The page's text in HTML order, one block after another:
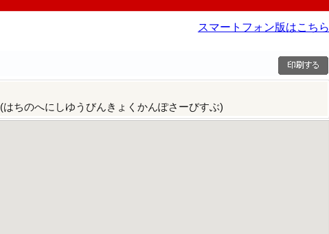
スマートフォン版はこちら
(はちのへにしゆうびんきょくかんぽさーびすぶ)